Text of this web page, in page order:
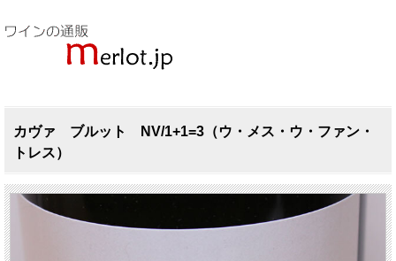
カヴァ ブルット NV/1+1=3（ウ・メス・ウ・ファン・
トレス）